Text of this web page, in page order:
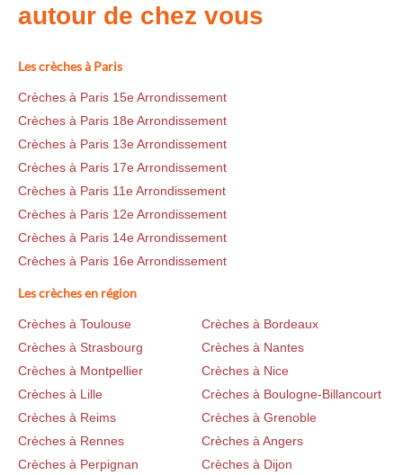
autour de chez vous
Les crèches à Paris
Crèches à Paris 15e Arrondissement
Crèches à Paris 18e Arrondissement
Crèches à Paris 13e Arrondissement
Crèches à Paris 17e Arrondissement
Crèches à Paris 11e Arrondissement
Crèches à Paris 12e Arrondissement
Crèches à Paris 14e Arrondissement
Crèches à Paris 16e Arrondissement
Les crèches en région
Crèches à Toulouse
Crèches à Bordeaux
Crèches à Strasbourg
Crèches à Nantes
Crèches à Montpellier
Crèches à Nice
Crèches à Lille
Crèches à Boulogne-Billancourt
Crèches à Reims
Crèches à Grenoble
Crèches à Rennes
Crèches à Angers
Crèches à Perpignan
Crèches à Dijon